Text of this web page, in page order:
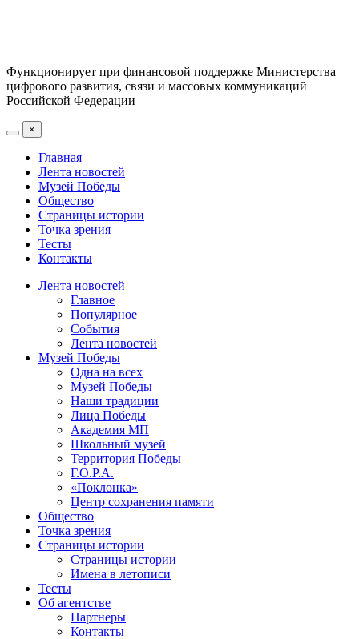
Функционирует при финансовой поддержке Министерства
цифрового развития, связи и массовых коммуникаций
Российской Федерации
×
Главная
Лента новостей
Музей Победы
Общество
Страницы истории
Точка зрения
Тесты
Контакты
Лента новостей
Главное
Популярное
События
Лента новостей
Музей Победы
Одна на всех
Музей Победы
Наши традиции
Лица Победы
Академия МП
Школьный музей
Территория Победы
Г.О.Р.А.
«Поклонка»
Центр сохранения памяти
Общество
Точка зрения
Страницы истории
Страницы истории
Имена в летописи
Тесты
Об агентстве
Партнеры
Контакты